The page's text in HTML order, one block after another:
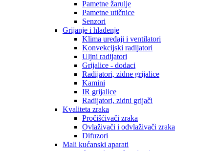
Pametne žarulje
Pametne utičnice
Senzori
Grijanje i hlađenje
Klima uređaji i ventilatori
Konvekcijski radijatori
Uljni radijatori
Grijalice - dodaci
Radijatori, zidne grijalice
Kamini
IR grijalice
Radijatori, zidni grijači
Kvaliteta zraka
Pročišćivači zraka
Ovlaživači i odvlaživači zraka
Difuzori
Mali kućanski aparati